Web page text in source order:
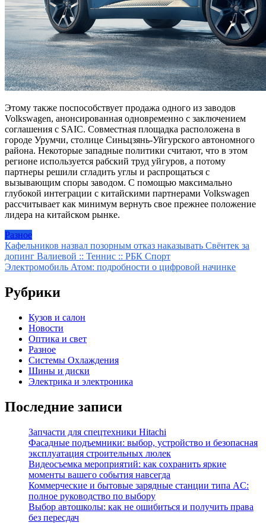
Этому также поспособствует продажа одного из заводов
Volkswagen, анонсированная одновременно с заключением
соглашения с SAIC. Совместная площадка расположена в
городе Урумчи, столице Синьцзянь-Уйгурского автономного
района. Некоторые западные политики считают, что в этом
регионе используется рабский труд уйгуров, а потому
партнеры решили сгладить углы и распрощаться с
вызывающим споры заводом. С помощью максимально
глубокой интеграции с китайскими партнерами Volkswagen
рассчитывает как минимум вернуть свое прежнее положение
лидера на китайском рынке.
Разное
Навигация
по
Кафельников назвал позорным отказ наказывать Свёнтек за
допинг Валиевой :: Теннис :: РБК Спорт
Электромобиль Атом: подробности о цифровой начинке
Рубрики
Кузов и салон
Новости
Оптика и свет
Разное
Системы Охлаждения
Шины и диски
Электрика и электроника
Последние записи
Запчасти для спецтехники Hitachi
Фасадные подъемники: выбор, устройство и безопасная
эксплуатация строительных люлек
Видеосъемка мероприятий: как сохранить яркие
моменты вашего события навсегда
Коммерческие и бытовые зарядные станции типа AC:
полное руководство по выбору
Выбор автошколы: как не ошибиться и получить права
без пересдач